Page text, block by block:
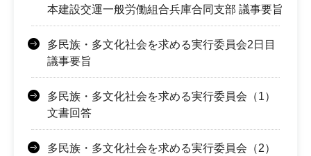
本建設交運一般労働組合兵庫合同支部 議事要旨
多民族・多文化社会を求める実行委員会2日目
議事要旨
多民族・多文化社会を求める実行委員会（1）
文書回答
多民族・多文化社会を求める実行委員会（2）